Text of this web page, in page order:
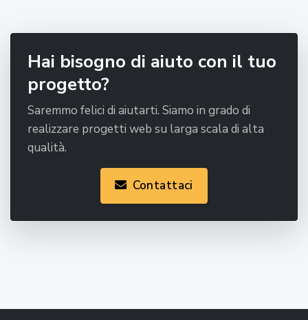
Hai bisogno di aiuto con il tuo
progetto?
Saremmo felici di aiutarti. Siamo in grado di
realizzare progetti web su larga scala di alta
qualità.
Contattaci